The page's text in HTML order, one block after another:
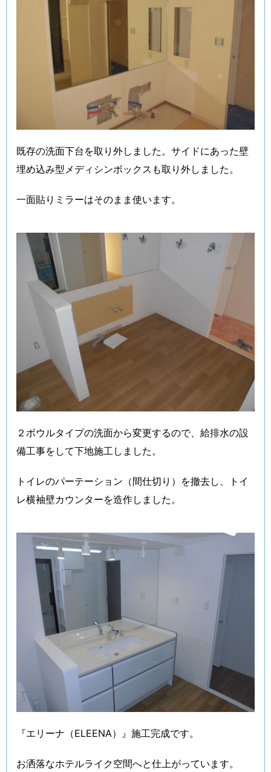
既存の洗面下台を取り外しました。サイドにあった壁
埋め込み型メディシンボックスも取り外しました。
一面貼りミラーはそのまま使います。
２ボウルタイプの洗面から変更するので、給排水の設
備工事をして下地施工しました。
トイレのパーテーション（間仕切り）を撤去し、トイ
レ横袖壁カウンターを造作しました。
『エリーナ（ELEENA）』施工完成です。
お洒落なホテルライク空間へと仕上がっています。